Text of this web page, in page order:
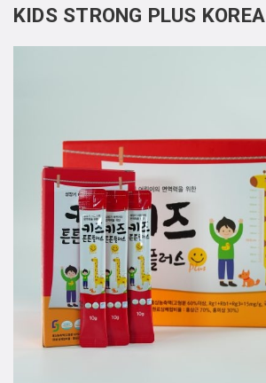
KIDS STRONG PLUS KOREA